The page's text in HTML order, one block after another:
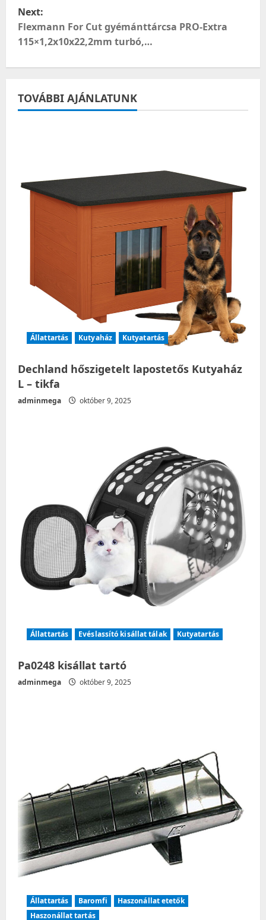
t
v
a
Next:
Flexmann For Cut gyémánttárcsa PRO-Extra
115×1,2x10x22,2mm turbó,…
TOVÁBBI AJÁNLATUNK
Állattartás Kutyaház Kutyatartás
Dechland hőszigetelt lapostetős Kutyaház
L – tikfa
adminmega október 9, 2025
Állattartás Evéslassító kisállat tálak Kutyatartás
Pa0248 kisállat tartó
adminmega október 9, 2025
Állattartás Baromfi
Haszonállat etetők
Haszonállat tartás